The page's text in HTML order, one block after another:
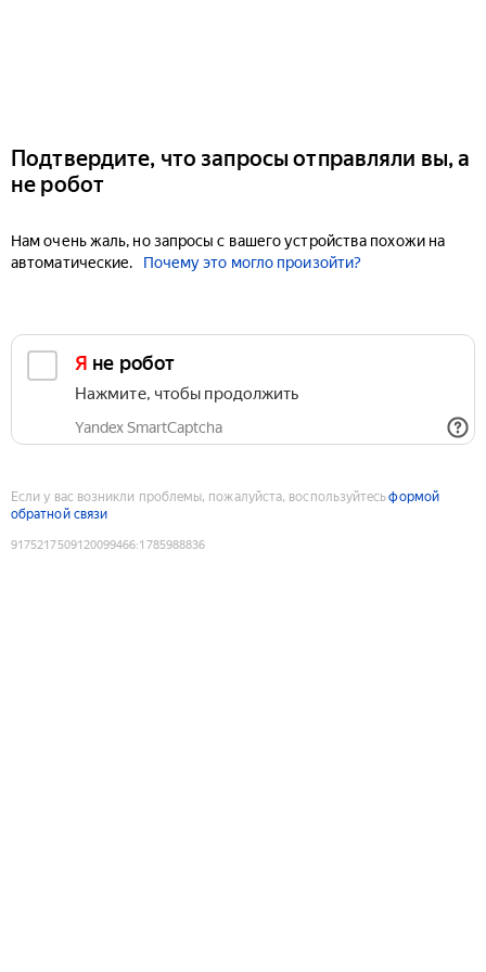
Подтвердите, что запросы отправляли вы, а
не робот
Нам очень жаль, но запросы с вашего устройства похожи на
автоматические.
Почему это могло произойти?
Я не робот
Нажмите, чтобы продолжить
Yandex SmartCaptcha
Если у вас возникли проблемы, пожалуйста, воспользуйтесьформой
обратной связи
9175217509120099466:1785988836